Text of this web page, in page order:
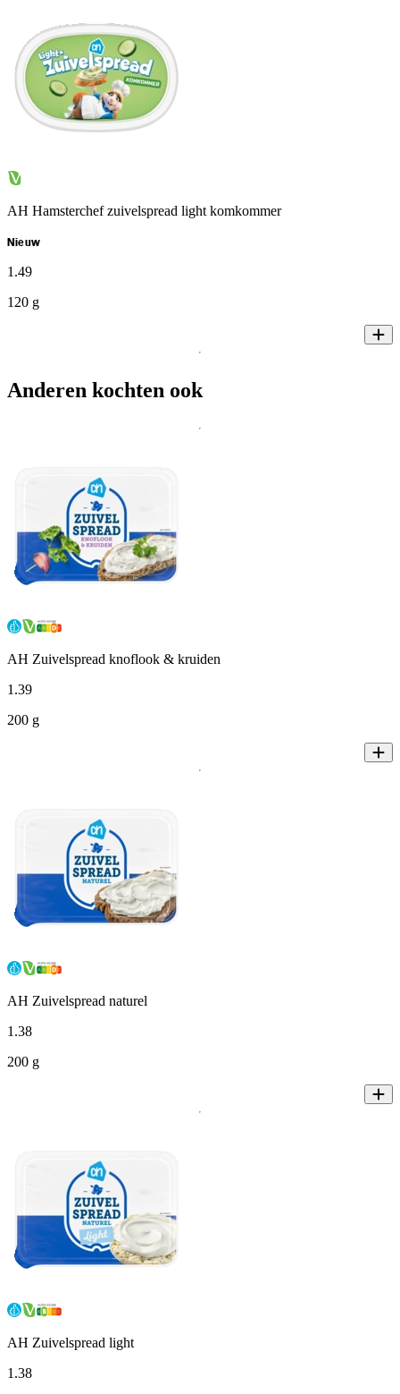
AH Hamsterchef zuivelspread light komkommer
Nieuw
1 .49
120 g
Anderen kochten ook
AH Zuivelspread knoflook & kruiden
1 .39
200 g
AH Zuivelspread naturel
1 .38
200 g
AH Zuivelspread light
1 .38